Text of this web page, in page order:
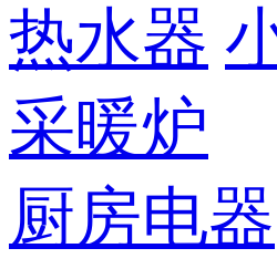
热水器
采暖炉
厨房电器